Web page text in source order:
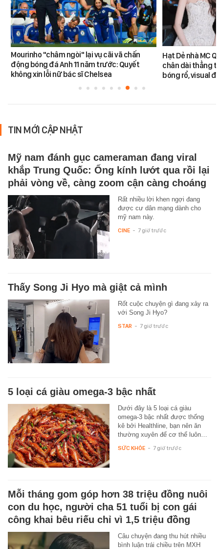
Mourinho "châm ngòi" lại vụ cãi vã chấn
động bóng đá Anh 11 năm trước: Quyết
không xin lỗi nữ bác sĩ Chelsea
Hạt Dẻ nhà MC
chân dài thẳng
bóng rổ, visual
TIN MỚI CẬP NHẬT
Mỹ nam đánh gục cameraman đang viral
khắp Trung Quốc: Ống kính lướt qua rồi lại
phải vòng về, càng zoom cận càng choáng
Rất nhiều lời khen ngợi đang
được cư dân mạng dành cho
mỹ nam này.
CINE - 7 giờ trước
Thấy Song Ji Hyo mà giật cả mình
Rốt cuộc chuyện gì đang xảy ra
với Song Ji Hyo?
STAR - 7 giờ trước
5 loại cá giàu omega-3 bậc nhất
Dưới đây là 5 loại cá giàu
omega-3 bậc nhất được thống
kê bởi Healthline, bạn nên ăn
thường xuyên để cơ thể luôn…
SỨC KHỎE - 7 giờ trước
Mỗi tháng gom góp hơn 38 triệu đồng nuôi
con du học, người cha 51 tuổi bị con gái
công khai bêu riếu chỉ vì 1,5 triệu đồng
Câu chuyện đang thu hút nhiều
bình luận trái chiều trên MXH